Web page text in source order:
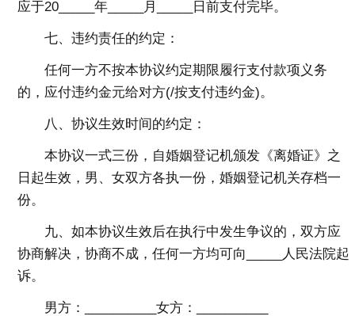
应于20_____年_____月_____日前支付完毕。
七、违约责任的约定：
任何一方不按本协议约定期限履行支付款项义务
的，应付违约金元给对方(/按支付违约金)。
八、协议生效时间的约定：
本协议一式三份，自婚姻登记机颁发《离婚证》之
日起生效，男、女双方各执一份，婚姻登记机关存档一
份。
九、如本协议生效后在执行中发生争议的，双方应
协商解决，协商不成，任何一方均可向_____人民法院起
诉。
男方：__________女方：__________